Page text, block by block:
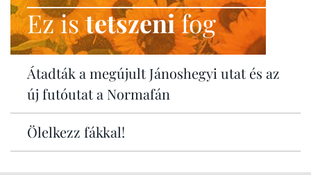
Ez istetszenifog
Átadták a megújult Jánoshegyi utat és az
új futóutat a Normafán
Ölelkezz fákkal!